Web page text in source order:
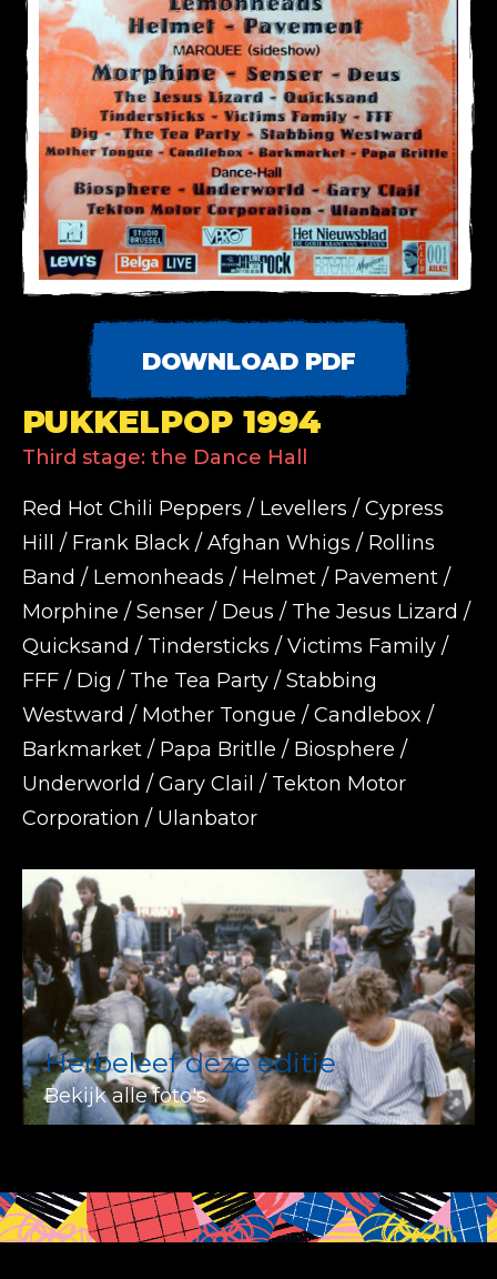
DOWNLOAD PDF
PUKKELPOP 1994
Third stage: the Dance Hall
Red Hot Chili Peppers / Levellers / Cypress
Hill / Frank Black / Afghan Whigs / Rollins
Band / Lemonheads / Helmet / Pavement /
Morphine / Senser / Deus / The Jesus Lizard /
Quicksand / Tindersticks / Victims Family /
FFF / Dig / The Tea Party / Stabbing
Westward / Mother Tongue / Candlebox /
Barkmarket / Papa Britlle / Biosphere /
Underworld / Gary Clail / Tekton Motor
Corporation / Ulanbator
Herbeleef deze editie
Bekijk alle foto's